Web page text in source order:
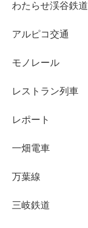
わたらせ渓谷鉄道
アルピコ交通
モノレール
レストラン列車
レポート
一畑電車
万葉線
三岐鉄道